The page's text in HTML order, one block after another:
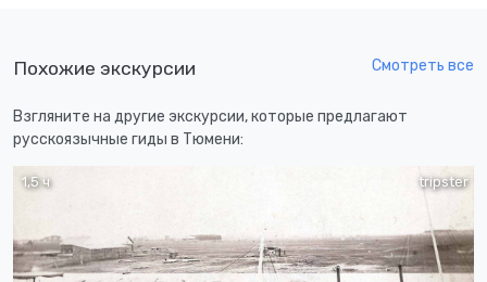
Похожие экскурсии Смотреть все
Взгляните на другие экскурсии, которые предлагают
русскоязычные гиды в Тюмени:
tripster
1,5 ч